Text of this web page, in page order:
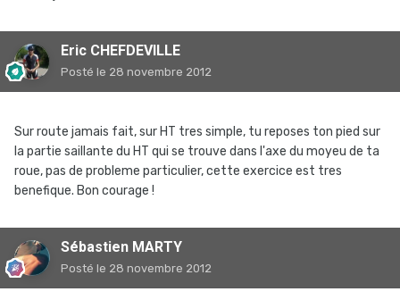
Eric CHEFDEVILLE
Posté le 28 novembre 2012
Sur route jamais fait, sur HT tres simple, tu reposes ton pied sur
la partie saillante du HT qui se trouve dans l'axe du moyeu de ta
roue, pas de probleme particulier, cette exercice est tres
benefique. Bon courage !
Sébastien MARTY
Posté le 28 novembre 2012